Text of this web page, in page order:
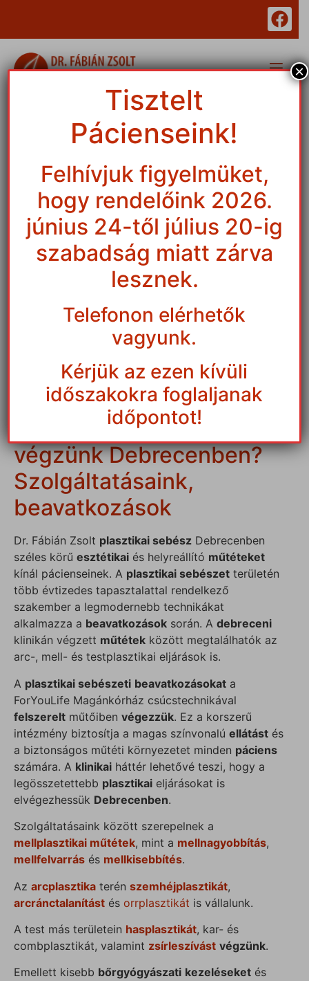
Dr Fábián Zsolt
plasztikai
sebészet
Debrecen
elérhetővé tenni a szépséget és a
törekszem, fontos, hogy mindenki
elégedett legyen.”
Milyen műtéteket
végzünk Debrecenben?
Szolgáltatásaink,
beavatkozások
Dr. Fábián Zsolt plasztikai sebész Debrecenben
széles körű esztétikai és helyreállító műtéteket
kínál pácienseinek. A plasztikai sebészet területén
több évtizedes tapasztalattal rendelkező
szakember a legmodernebb technikákat
alkalmazza a beavatkozások során. A debreceni
klinikán végzett műtétek között megtalálhatók az
arc-, mell- és testplasztikai eljárások is.
A plasztikai sebészeti beavatkozásokat a
ForYouLife Magánkórház csúcstechnikával
felszerelt műtőiben végezzük. Ez a korszerű
intézmény biztosítja a magas színvonalú ellátást és
a biztonságos műtéti környezetet minden páciens
számára. A klinikai háttér lehetővé teszi, hogy a
legösszetettebb plasztikai eljárásokat is
elvégezhessük Debrecenben.
Szolgáltatásaink között szerepelnek a
mellplasztikai műtétek, mint a mellnagyobbítás,
mellfelvarrás és mellkisebbítés.
Az arcplasztika terén szemhéjplasztikát,
arcránctalanítást és orrplasztikát is vállalunk.
A test más területein hasplasztikát, kar- és
combplasztikát, valamint zsírleszívást végzünk.
Emellett kisebb bőrgyógyászati kezeléseket és
Tisztelt
Pácienseink!
Felhívjuk figyelmüket,
hogy rendelőink 2026.
június 24-től július 20-ig
szabadság miatt zárva
lesznek.
Telefonon elérhetők
vagyunk.
Kérjük az ezen kívüli
időszakokra foglaljanak
időpontot!
×